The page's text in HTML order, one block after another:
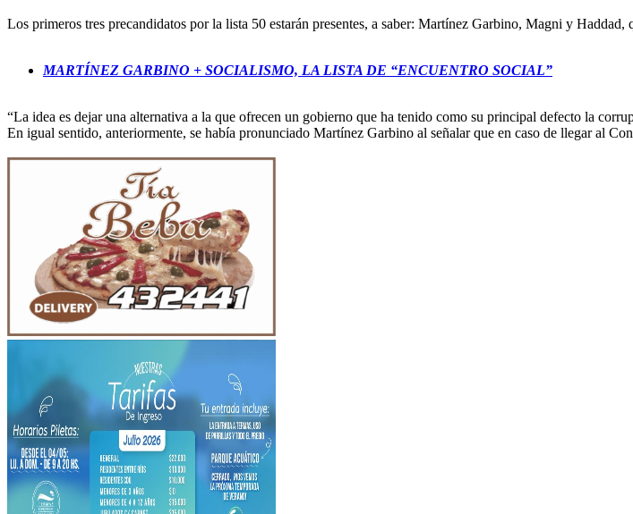
Los primeros tres precandidatos por la lista 50 estarán presentes, a saber: Martínez Garbino, Magni y Haddad,
MARTÍNEZ GARBINO + SOCIALISMO, LA LISTA DE “ENCUENTRO SOCIAL”
“La idea es dejar una alternativa a la que ofrecen un gobierno que ha tenido como su principal defecto la
En igual sentido, anteriormente, se había pronunciado Martínez Garbino al señalar que en caso de llegar al